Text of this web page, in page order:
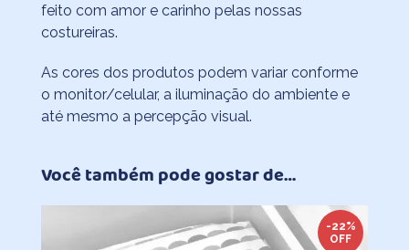
feito com amor e carinho pelas nossas
costureiras.
As cores dos produtos podem variar conforme
o monitor/celular, a iluminação do ambiente e
até mesmo a percepção visual.
Você também pode gostar de…
-22%
OFF